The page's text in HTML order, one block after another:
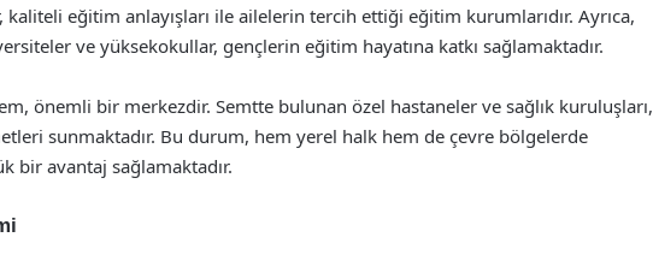
eğitim anlayışları ile ailelerin tercih ettiği eğitim kurumlarıdır. Ayrıca,
ve yüksekokullar, gençlerin eğitim hayatına katkı sağlamaktadır.
önemli bir merkezdir. Semtte bulunan özel hastaneler ve sağlık kuruluşları,
sunmaktadır. Bu durum, hem yerel halk hem de çevre bölgelerde
bir avantaj sağlamaktadır.